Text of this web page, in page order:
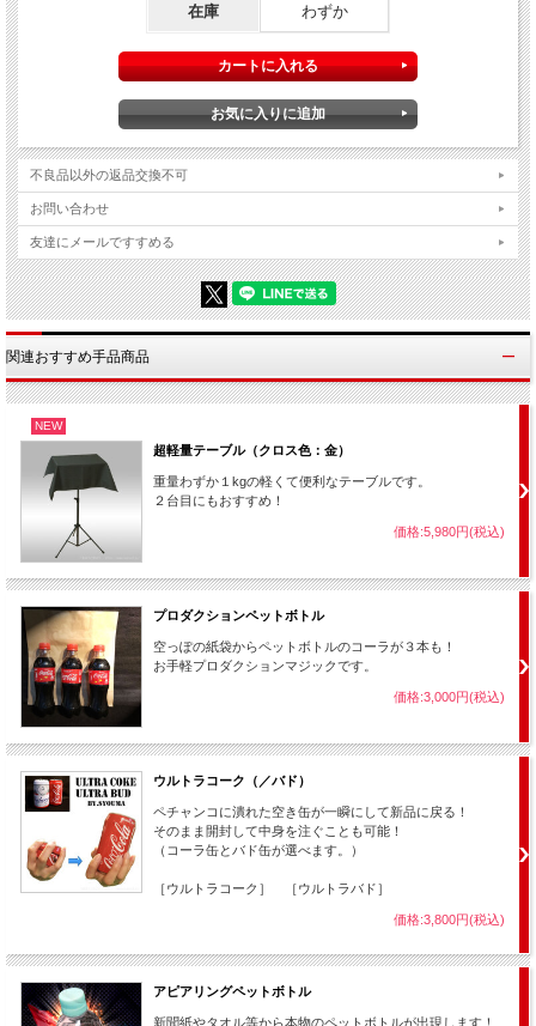
↓ 動画をご覧下さい！ ↓
500mLのペットボトルが・・・
何と！
1．5Lのペットボトルに変化してしまいます！！
紙袋から500mLのペットボトルを取り出してよく見せます。（中のドリンク
を飲んでみせることもできます。）
紙袋に戻しおまじないをかけて取り出すと、1．5Lの大きなコーラになってい
るのです！
この間、怪しい動作は無し！ もちろん紙袋の中には何も残っていません。
完全に空っぽです。
用具は非常によくできたギミックで、マジック初心者の方にも簡単にできて
しまいます。
品物が大きくなるという現象は見た目に楽しく爽快感があるため、子どもか
ら大人までウケがよいですよ！
いマジックショーを考えてみて下さい。
さらにオプション品として【 専用ドリンクカードキッ
】も登場！
組み合わせて使うと、意外な展開で笑いと驚きを生む
在庫 わずか
不良品以外の返品交換不可
お問い合わせ
友達にメールですすめる
関連おすすめ手品商品
NEW
超軽量テーブル（クロス色：金）
重量わずか１kgの軽くて便利なテーブルです。
２台目にもおすすめ！
価格:5,980円(税込)
プロダクションペットボトル
空っぽの紙袋からペットボトルのコーラが３本も！
お手軽プロダクションマジックです。
価格:3,000円(税込)
ウルトラコーク（／バド）
ペチャンコに潰れた空き缶が一瞬にして新品に戻る！
そのまま開封して中身を注ぐことも可能！
（コーラ缶とバド缶が選べます。）
［ウルトラコーク］ ［ウルトラバド］
価格:3,800円(税込)
アピアリングペットボトル
新聞紙やタオル等から本物のペットボトルが出現します！